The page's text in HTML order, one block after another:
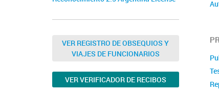
VER REGISTRO DE OBSEQUIOS Y
VIAJES DE FUNCIONARIOS
VER VERIFICADOR DE RECIBOS